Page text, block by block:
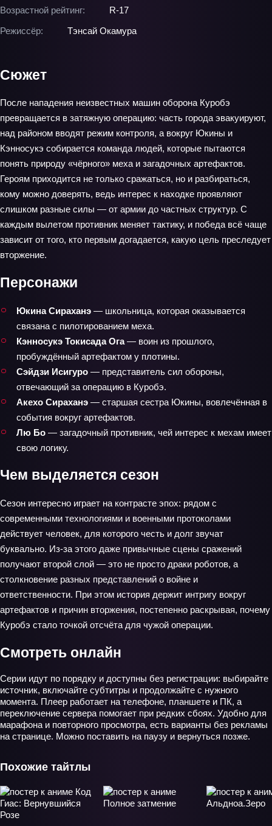
Возрастной рейтинг:
R-17
Режиссёр:
Тэнсай Окамура
Сюжет
После нападения неизвестных машин оборона Куробэ
превращается в затяжную операцию: часть города эвакуируют,
над районом вводят режим контроля, а вокруг Юкины и
Кэнносукэ собирается команда людей, которые пытаются
понять природу «чёрного» меха и загадочных артефактов.
Героям приходится не только сражаться, но и разбираться,
кому можно доверять, ведь интерес к находке проявляют
слишком разные силы — от армии до частных структур. С
каждым вылетом противник меняет тактику, и победа всё чаще
зависит от того, кто первым догадается, какую цель преследует
вторжение.
Персонажи
Юкина Сираханэ — школьница, которая оказывается
связана с пилотированием меха.
Кэнносукэ Токисада Ога— воин из прошлого,
пробуждённый артефактом у плотины.
Сэйдзи Исигуро — представитель сил обороны,
отвечающий за операцию в Куробэ.
Акехо Сираханэ — старшая сестра Юкины, вовлечённая в
события вокруг артефактов.
Лю Бо — загадочный противник, чей интерес к мехам имеет
свою логику.
Чем выделяется сезон
Сезон интересно играет на контрасте эпох: рядом с
современными технологиями и военными протоколами
действует человек, для которого честь и долг звучат
буквально. Из‑за этого даже привычные сцены сражений
получают второй слой — это не просто драки роботов, а
столкновение разных представлений о войне и
ответственности. При этом история держит интригу вокруг
артефактов и причин вторжения, постепенно раскрывая, почему
Куробэ стало точкой отсчёта для чужой операции.
Смотреть онлайн
Серии идут по порядку и доступны без регистрации: выбирайте
источник, включайте субтитры и продолжайте с нужного
момента. Плеер работает на телефоне, планшете и ПК, а
переключение сервера помогает при редких сбоях. Удобно для
марафона и повторного просмотра, есть варианты без рекламы
на странице. Можно поставить на паузу и вернуться позже.
Похожие тайтлы